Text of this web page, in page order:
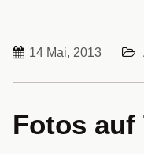
14 Mai, 2013
Fotos auf